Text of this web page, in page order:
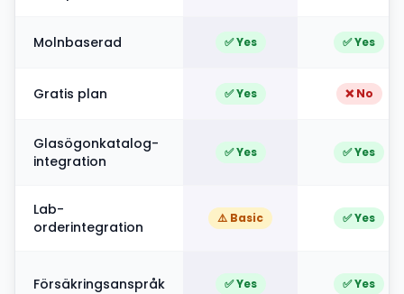
Molnbaserad ✅ Yes ✅ Yes
Gratis plan ✅ Yes ❌ No
Glasögonkatalog-
integration
✅ Yes ✅ Yes
Lab-
orderintegration
⚠️ Basic ✅ Yes
Försäkringsanspråk ✅ Yes ✅ Yes